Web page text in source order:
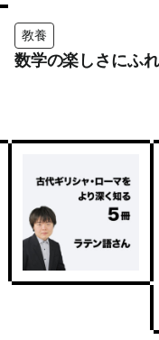
教養
数学の楽しさにふ